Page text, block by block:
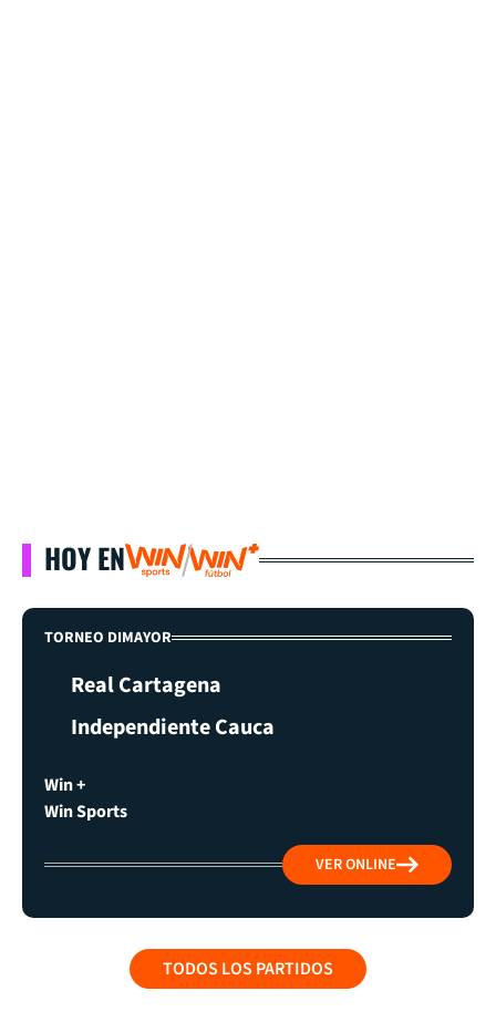
HOY EN
TORNEO DIMAYOR
Real Cartagena
Independiente Cauca
Win +
Win Sports
VER ONLINE
TODOS LOS PARTIDOS